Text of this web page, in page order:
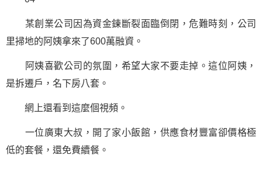
某創業公司因為資金鍊斷裂面臨倒閉，危難時刻，公司
里掃地的阿姨拿來了600萬融資。
阿姨喜歡公司的氛圍，希望大家不要走掉。這位阿姨，
是拆遷戶，名下房八套。
網上還看到這麼個視頻。
一位廣東大叔，開了家小飯館，供應食材豐富卻價格極
低的套餐，還免費續餐。